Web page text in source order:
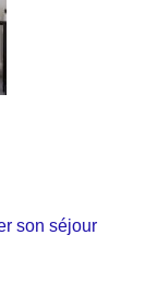
son séjour